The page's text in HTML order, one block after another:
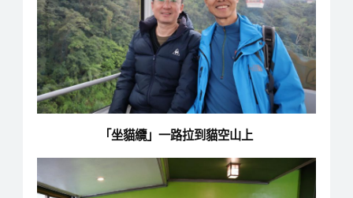
「坐貓纜」一路拉到貓空山上